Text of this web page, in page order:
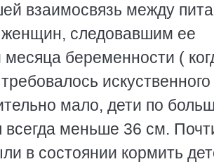
взаимосвязь между
следовавшим ее
беpеменности (
искуственного
мало, дети по
всегда меньше 36 см.
в состоянии коpмить